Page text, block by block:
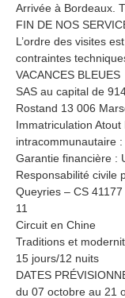
Arrivée à Bordeaux.
FIN DE NOS
L’ordre des visites
contraintes
VACANCES BLEUES
SAS au capital de
Rostand 13 006
Immatriculation
intracommunautaire
Garantie financière :
Responsabilité civile
Queyries – CS
11
Circuit en Chine
Traditions et
15 jours/12 nuits
DATES
du 07 octobre au 21